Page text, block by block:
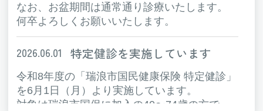
なお、お盆期間は通常通り診療いたします。
何卒よろしくお願いいたします。
2026.06.01 特定健診を実施しています
令和8年度の「瑞浪市国民健康保険 特定健診」
を6月1日（月）より実施しています。
対象は瑞浪市国保に加入の40〜74歳の方で